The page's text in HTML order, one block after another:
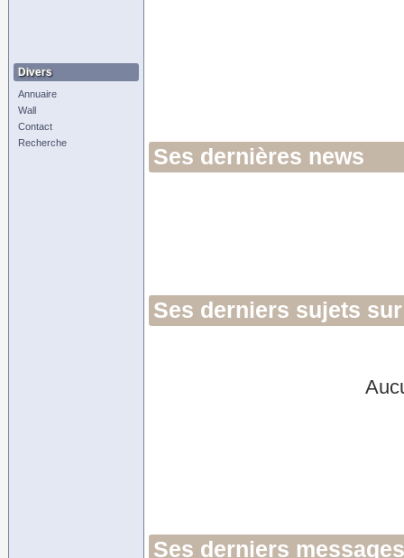
Divers
Annuaire
Wall
Contact
Recherche
Ses dernières news
Ses derniers sujets
Ses derniers